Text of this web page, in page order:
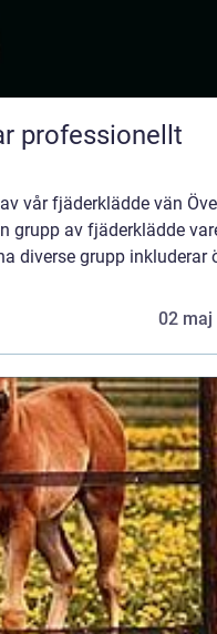
vår fjäderklädde vän
grupp av fjäderklädde
diverse grupp inkluderar
02 maj